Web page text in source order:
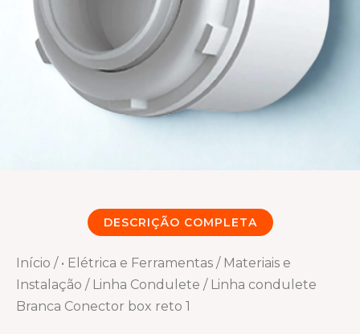
DESCRIÇÃO COMPLETA
Início / • Elétrica e Ferramentas / Materiais e
Instalação / Linha Condulete / Linha condulete
Branca Conector box reto 1